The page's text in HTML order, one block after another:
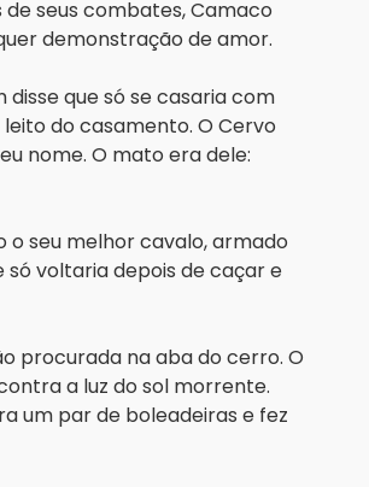
seus combates, Camaco
demonstração de amor.
que só se casaria com
do casamento. O Cervo
nome. O mato era dele:
seu melhor cavalo, armado
só voltaria depois de caçar e
procurada na aba do cerro. O
a luz do sol morrente.
um par de boleadeiras e fez